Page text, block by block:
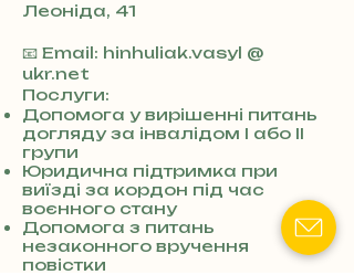
Леоніда, 41
3
8
0
7
3
0
4
8
5
7
8
📧 Email: hinhuliak.vasyl @
ukr.net
Послуги:
Допомога у вирішенні питань
догляду за інвалідом I або II
групи
Юридична підтримка при
виїзді за кордон під час
воєнного стану
Допомога з питань
незаконного вручення
повістки